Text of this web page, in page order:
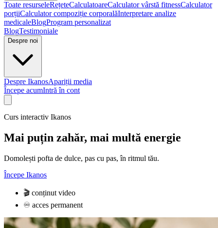
Toate resurseleRețeteCalculatoareCalculator vârstă fitnessCalculator
porțiiCalculator compoziție corporalăInterpretare analize
medicaleBlogProgram personalizat
BlogTestimoniale
Despre noi
Despre IkanosApariții media
Începe acumIntră în cont
Curs interactiv Ikanos
Mai puțin zahăr, mai multă energie
Domolești pofta de dulce, pas cu pas, în ritmul tău.
Începe Ikanos
🎬 conținut video
♾️ acces permanent